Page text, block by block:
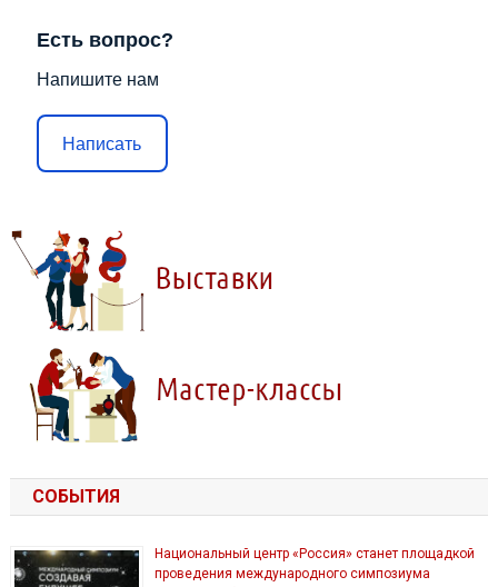
Есть вопрос?
Напишите нам
Написать
СОБЫТИЯ
Национальный центр «Россия» станет площадкой
проведения международного симпозиума